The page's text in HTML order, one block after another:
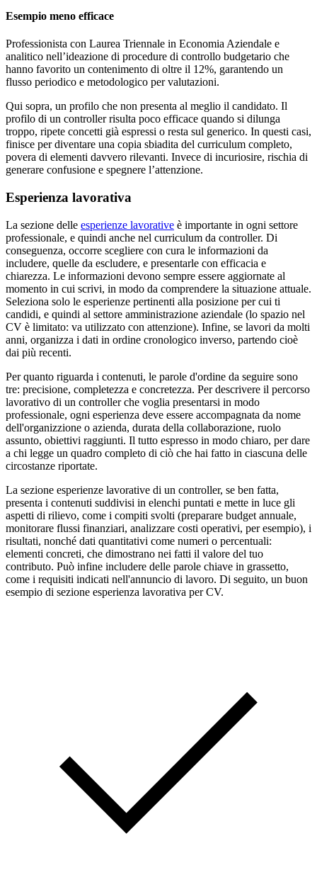
Esempio meno efficace
Professionista con Laurea Triennale in Economia Aziendale e
analitico nell’ideazione di procedure di controllo budgetario che
hanno favorito un contenimento di oltre il 12%, garantendo un
flusso periodico e metodologico per valutazioni.
Qui sopra, un profilo che non presenta al meglio il candidato. Il
profilo di un controller risulta poco efficace quando si dilunga
troppo, ripete concetti già espressi o resta sul generico. In questi casi,
finisce per diventare una copia sbiadita del curriculum completo,
povera di elementi davvero rilevanti. Invece di incuriosire, rischia di
generare confusione e spegnere l’attenzione.
Esperienza lavorativa
La sezione delle esperienze lavorative è importante in ogni settore
professionale, e quindi anche nel curriculum da controller. Di
conseguenza, occorre scegliere con cura le informazioni da
includere, quelle da escludere, e presentarle con efficacia e
chiarezza. Le informazioni devono sempre essere aggiornate al
momento in cui scrivi, in modo da comprendere la situazione attuale.
Seleziona solo le esperienze pertinenti alla posizione per cui ti
candidi, e quindi al settore amministrazione aziendale (lo spazio nel
CV è limitato: va utilizzato con attenzione). Infine, se lavori da molti
anni, organizza i dati in ordine cronologico inverso, partendo cioè
dai più recenti.
Per quanto riguarda i contenuti, le parole d'ordine da seguire sono
tre: precisione, completezza e concretezza. Per descrivere il percorso
lavorativo di un controller che voglia presentarsi in modo
professionale, ogni esperienza deve essere accompagnata da nome
dell'organizzione o azienda, durata della collaborazione, ruolo
assunto, obiettivi raggiunti. Il tutto espresso in modo chiaro, per dare
a chi legge un quadro completo di ciò che hai fatto in ciascuna delle
circostanze riportate.
La sezione esperienze lavorative di un controller, se ben fatta,
presenta i contenuti suddivisi in elenchi puntati e mette in luce gli
aspetti di rilievo, come i compiti svolti (preparare budget annuale,
monitorare flussi finanziari, analizzare costi operativi, per esempio), i
risultati, nonché dati quantitativi come numeri o percentuali:
elementi concreti, che dimostrano nei fatti il valore del tuo
contributo. Può infine includere delle parole chiave in grassetto,
come i requisiti indicati nell'annuncio di lavoro. Di seguito, un buon
esempio di sezione esperienza lavorativa per CV.